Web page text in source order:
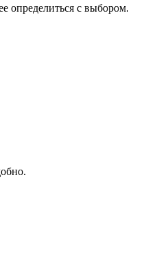
определиться с выбором.